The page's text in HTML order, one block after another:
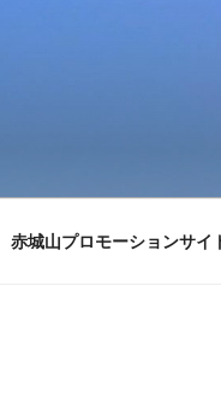
赤城山プロモーションサイ